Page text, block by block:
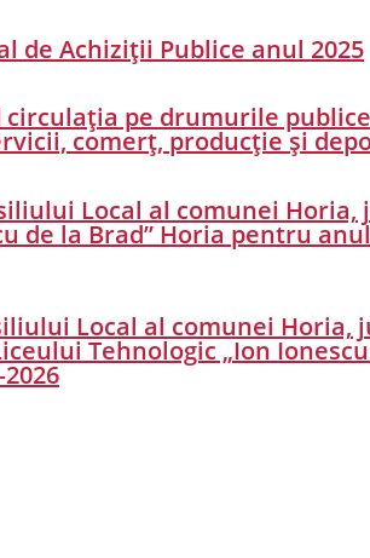
de Achiziții Publice anul 2025
pe drumurile
comerț, producție și
Local al comunei Horia,
de la Brad” Horia pentru
Local al comunei Horia,
Tehnologic „Ion